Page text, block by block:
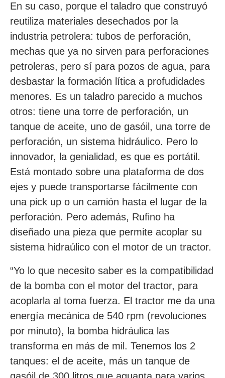
En su caso, porque el taladro que construyó
reutiliza materiales desechados por la
industria petrolera: tubos de perforación,
mechas que ya no sirven para perforaciones
petroleras, pero sí para pozos de agua, para
desbastar la formación lítica a profudidades
menores. Es un taladro parecido a muchos
otros: tiene una torre de perforación, un
tanque de aceite, uno de gasóil, una torre de
perforación, un sistema hidráulico. Pero lo
innovador, la genialidad, es que es portátil.
Está montado sobre una plataforma de dos
ejes y puede transportarse fácilmente con
una pick up o un camión hasta el lugar de la
perforación. Pero además, Rufino ha
diseñado una pieza que permite acoplar su
sistema hidraúlico con el motor de un tractor.
“Yo lo que necesito saber es la compatibilidad
de la bomba con el motor del tractor, para
acoplarla al toma fuerza. El tractor me da una
energía mecánica de 540 rpm (revoluciones
por minuto), la bomba hidráulica las
transforma en más de mil. Tenemos los 2
tanques: el de aceite, más un tanque de